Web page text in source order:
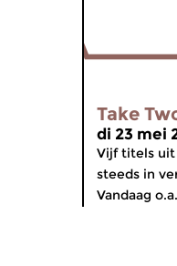
Take
di 23 mei
Vijf titels uit
steeds in
Vandaag